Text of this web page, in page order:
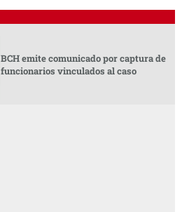
BCH emite comunicado por captura de
funcionarios vinculados al caso